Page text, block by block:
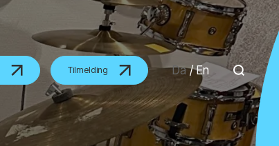
Tilmelding Da / En